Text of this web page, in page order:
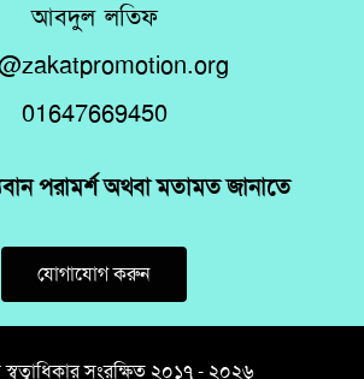
আবদুল লতিফ
01647669450
পরামর্শ অথবা মতামত জানাতে
যোগাযোগ করুন
স্বত্বাধিকার সংরক্ষিত ২০১৭ - ২০২৬